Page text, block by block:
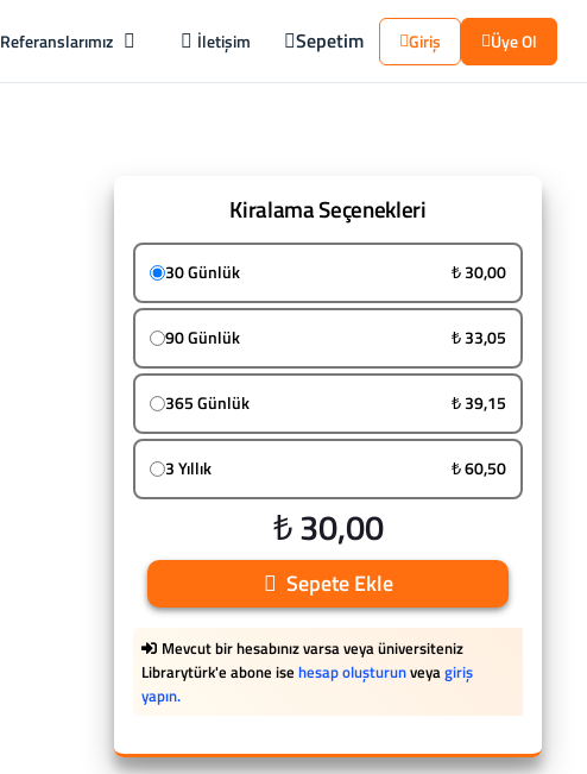
Referanslarımız İletişim Sepetim Giriş Üye Ol
Kiralama Seçenekleri
30 Günlük ₺ 30,00
90 Günlük ₺ 33,05
365 Günlük ₺ 39,15
3 Yıllık ₺ 60,50
₺ 30,00
Sepete Ekle
Mevcut bir hesabınız varsa veya üniversiteniz
Librarytürk'e abone ise hesap oluşturunveyagiriş
yapın.